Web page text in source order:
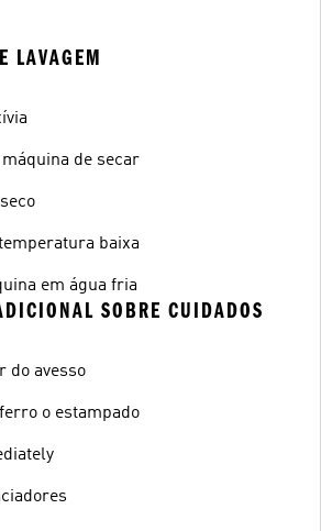
LAVAGEM
de secar
baixa
em água fria
SOBRE CUIDADOS
do avesso
o estampado